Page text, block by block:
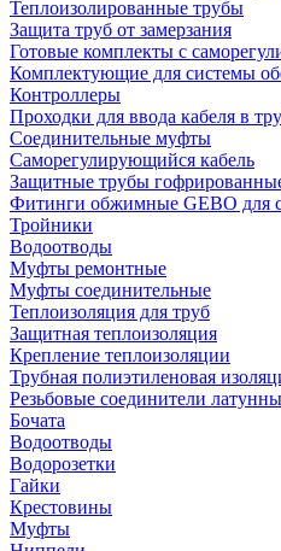
Теплоизолированные трубы
Защита труб от замерзания
Готовые комплекты с
Комплектующие для системы
Контроллеры
Проходки для ввода кабеля в
Соединительные муфты
Саморегулирующийся кабель
Защитные трубы
Фитинги обжимные GEBO для
Тройники
Водоотводы
Муфты ремонтные
Муфты соединительные
Теплоизоляция для труб
Защитная теплоизоляция
Крепление теплоизоляции
Трубная полиэтиленовая
Резьбовые соединители
Бочата
Водоотводы
Водорозетки
Гайки
Крестовины
Муфты